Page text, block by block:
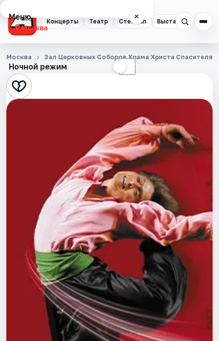
Концерты Театр Стендап Выставки
Меню ×
Москва
Концерты
Театр
Стендап
События
Города
Площадки
Артисты
Рейтинги
Ночной режим ☾
Москва Зал Церковных Соборов Храма Христа Спасителя